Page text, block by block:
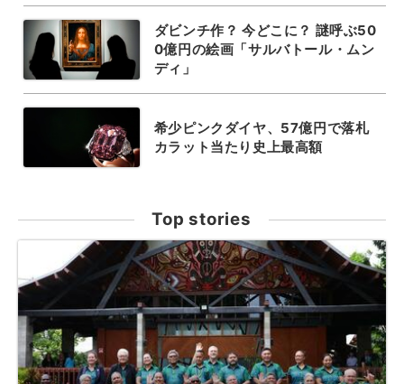
ダビンチ作？ 今どこに？ 謎呼ぶ50
0億円の絵画「サルバトール・ムン
ディ」
希少ピンクダイヤ、57億円で落札
カラット当たり史上最高額
Top stories